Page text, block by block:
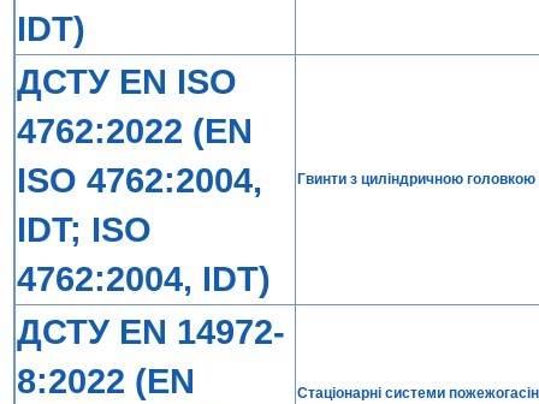
IDT)
ДСТУ EN ISO
4762:2022 (EN
ISO 4762:2004,
IDT; ISO
4762:2004, IDT)
Гвинти з циліндричною
ДСТУ EN 14972-
8:2022 (EN
Стаціонарні системи